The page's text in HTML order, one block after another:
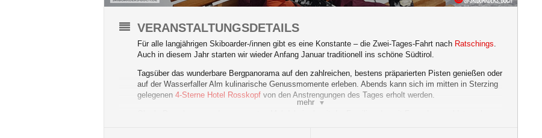
mehr
VERANSTALTUNGSDETAILS
Für alle langjährigen Skiboarder-/innen gibt es eine Konstante – die Zwei-Tages-Fahrt nach Ratschings.
Auch in diesem Jahr starten wir wieder Anfang Januar traditionell ins schöne Südtirol.
Tagsüber das wunderbare Bergpanorama auf den zahlreichen, bestens präparierten Pisten genießen oder
auf der Wasserfaller Alm kulinarische Genussmomente erleben. Abends kann sich im mitten in Sterzing
gelegenen 4-Sterne Hotel Rosskopf von den Anstrengungen des Tages erholt werden.